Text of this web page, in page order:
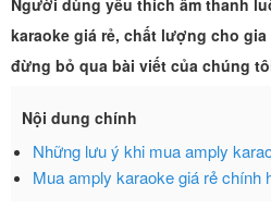
Người dùng yêu thích âm thanh
karaoke giá rẻ, chất lượng cho gia
đừng bỏ qua bài viết của chúng
Nội dung chính
Những lưu ý khi mua amply
Mua amply karaoke giá rẻ chính